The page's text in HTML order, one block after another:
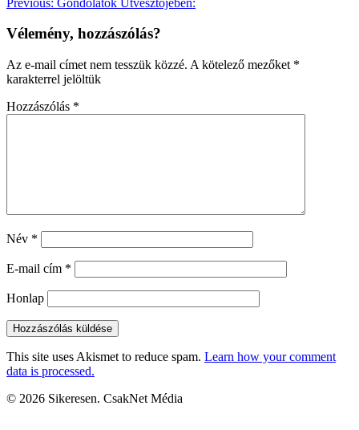
Vélemény, hozzászólás?
Az e-mail címet nem tesszük közzé. A kötelező mezőket *
karakterrel jelöltük
Hozzászólás *
Név *
E-mail cím *
Honlap
This site uses Akismet to reduce spam. Learn how your comment
data is processed.
© 2026 Sikeresen. CsakNet Média